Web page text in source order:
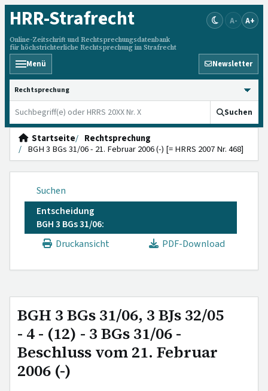
HRR-Strafrecht
Online-Zeitschrift und Rechtsprechungsdatenbank
für höchstrichterliche Rechtsprechung im Strafrecht
A- A+
Menü Newsletter
HRRS durchsuchen
Suchen
Startseite
Rechtsprechung
BGH 3 BGs 31/06 - 21. Februar 2006 (-) [= HRRS 2007 Nr. 468]
Suchen
Entscheidung
BGH 3 BGs 31/06:
Druckansicht
PDF-Download
BGH 3 BGs 31/06, 3 BJs 32/05
- 4 - (12) - 3 BGs 31/06 -
Beschluss vom 21. Februar
2006 (-)